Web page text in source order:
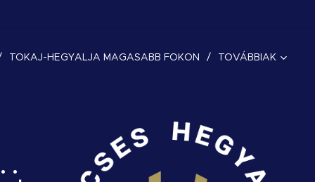
TOKAJ-HEGYALJA MAGASABB FOKON TOVÁBBIAK